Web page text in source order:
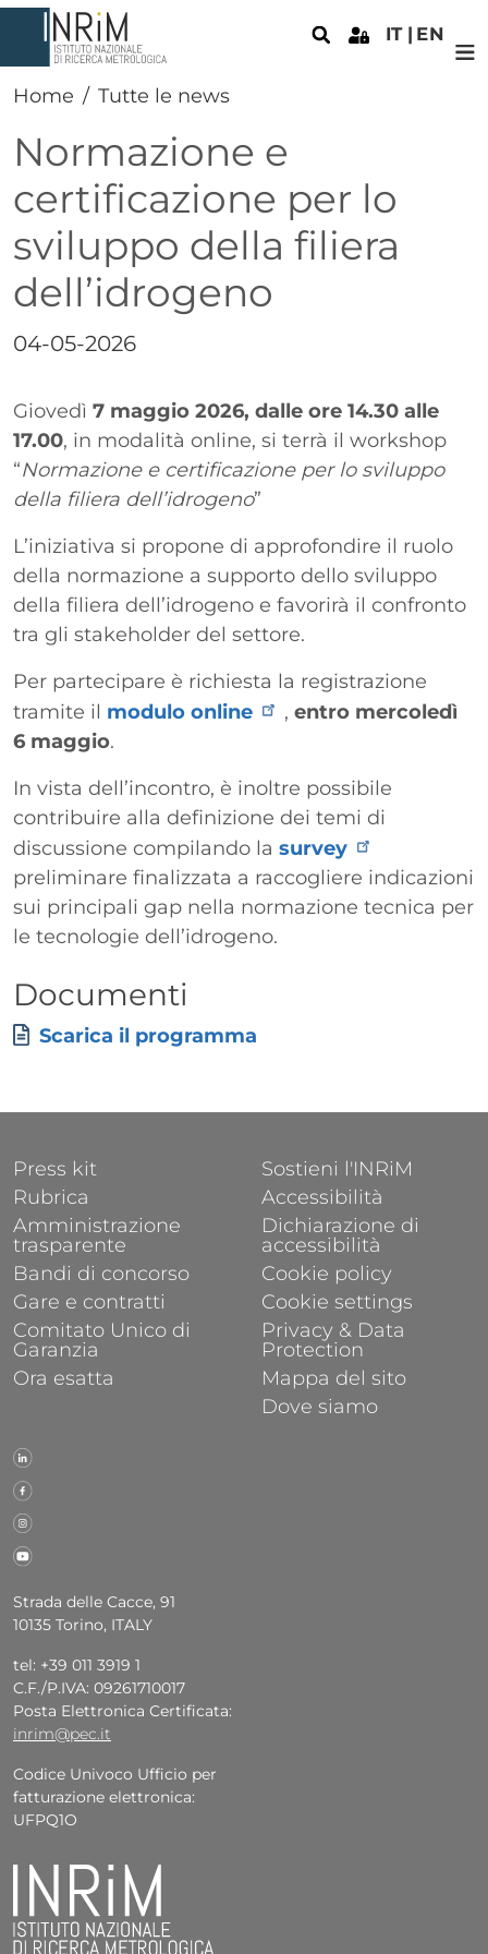
Salta al contenuto principale
IT EN
Home Tutte le news
Normazione e
certificazione per lo
sviluppo della filiera
dell’idrogeno
Data
04-05-2026
Paragrafo
Testo
Giovedì 7 maggio 2026, dalle ore 14.30 alle
17.00, in modalità online, si terrà il workshop
“Normazione e certificazione per lo sviluppo
della filiera dell’idrogeno”
L’iniziativa si propone di approfondire il ruolo
della normazione a supporto dello sviluppo
della filiera dell’idrogeno e favorirà il confronto
tra gli stakeholder del settore.
Per partecipare è richiesta la registrazione
tramite il modulo online ,entro mercoledì
6 maggio.
In vista dell’incontro, è inoltre possibile
contribuire alla definizione dei temi di
discussione compilando la survey
preliminare finalizzata a raccogliere indicazioni
sui principali gap nella normazione tecnica per
le tecnologie dell’idrogeno.
Titolo
Documenti
Allegati
Documento
Scarica il programma
Strada delle Cacce, 91
10135 Torino, ITALY
tel: +39 011 3919 1
C.F./P.IVA: 09261710017
Posta Elettronica Certificata:
inrim@pec.it
Codice Univoco Ufficio per
fatturazione elettronica:
UFPQ1O
FOOTER 1
Press kit
Rubrica
Amministrazione
trasparente
Bandi di concorso
Gare e contratti
Comitato Unico di
Garanzia
Ora esatta
FOOTER 2
Sostieni l'INRiM
Accessibilità
Dichiarazione di
accessibilità
Cookie policy
Cookie settings
Privacy & Data
Protection
Mappa del sito
Dove siamo